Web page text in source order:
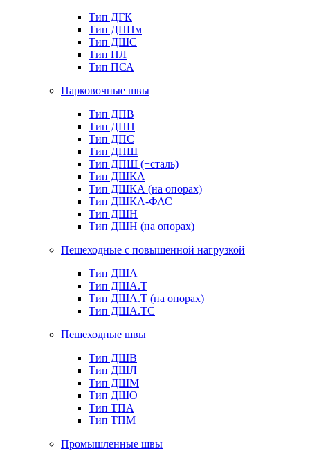
Тип ДГК
Тип ДППм
Тип ДШС
Тип ПЛ
Тип ПСА
Парковочные швы
Тип ДПВ
Тип ДПП
Тип ДПС
Тип ДПШ
Тип ДПШ (+сталь)
Тип ДШКА
Тип ДШКА (на опорах)
Тип ДШКА-ФАС
Тип ДШН
Тип ДШН (на опорах)
Пешеходные с повышенной нагрузкой
Тип ДША
Тип ДША.Т
Тип ДША.Т (на опорах)
Тип ДША.ТС
Пешеходные швы
Тип ДШВ
Тип ДШЛ
Тип ДШМ
Тип ДШО
Тип ТПА
Тип ТПМ
Промышленные швы